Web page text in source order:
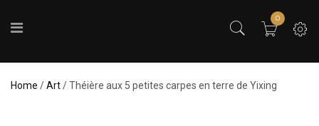
0
Home /Art/ Théière aux 5 petites carpes en terre de Yixing